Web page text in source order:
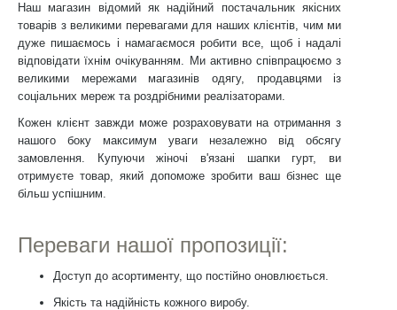
Наш магазин відомий як надійний постачальник якісних
товарів з великими перевагами для наших клієнтів, чим ми
дуже пишаємось і намагаємося робити все, щоб і надалі
відповідати їхнім очікуванням. Ми активно співпрацюємо з
великими мережами магазинів одягу, продавцями із
соціальних мереж та роздрібними реалізаторами.
Кожен клієнт завжди може розраховувати на отримання з
нашого боку максимум уваги незалежно від обсягу
замовлення. Купуючи жіночі в'язані шапки гурт, ви
отримуєте товар, який допоможе зробити ваш бізнес ще
більш успішним.
Переваги нашої пропозиції:
Доступ до асортименту, що постійно оновлюється.
Якість та надійність кожного виробу.